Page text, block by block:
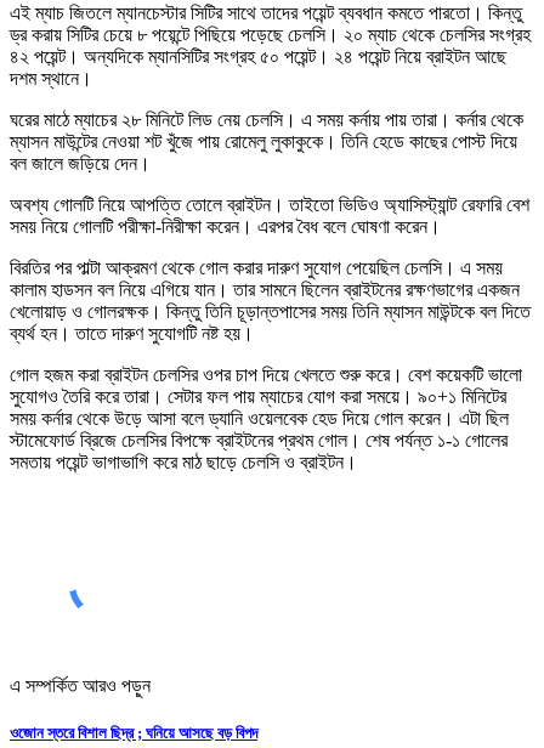
এই ম্যাচ জিতলে ম্যানচেস্টার সিটির সাথে তাদের পয়েন্ট ব্যবধান কমতে পারতো। কিন্তু
ড্র করায় সিটির চেয়ে ৮ পয়েন্টে পিছিয়ে পড়েছে চেলসি। ২০ ম্যাচ থেকে চেলসির সংগ্রহ
৪২ পয়েন্ট। অন্যদিকে ম্যানসিটির সংগ্রহ ৫০ পয়েন্ট। ২৪ পয়েন্ট নিয়ে ব্রাইটন আছে
দশম স্থানে।
ঘরের মাঠে ম্যাচের ২৮ মিনিটে লিড নেয় চেলসি। এ সময় কর্নায় পায় তারা। কর্নার থেকে
ম্যাসন মাউন্টের নেওয়া শট খুঁজে পায় রোমেলু লুকাকুকে। তিনি হেডে কাছের পোস্ট দিয়ে
বল জালে জড়িয়ে দেন।
অবশ্য গোলটি নিয়ে আপত্তি তোলে ব্রাইটন। তাইতো ভিডিও অ্যাসিস্ট্যান্ট রেফারি বেশ
সময় নিয়ে গোলটি পরীক্ষা-নিরীক্ষা করেন। এরপর বৈধ বলে ঘোষণা করেন।
বিরতির পর পাল্টা আক্রমণ থেকে গোল করার দারুণ সুযোগ পেয়েছিল চেলসি। এ সময়
কালাম হাডসন বল নিয়ে এগিয়ে যান। তার সামনে ছিলেন ব্রাইটনের রক্ষণভাগের একজন
খেলোয়াড় ও গোলরক্ষক। কিন্তু তিনি চূড়ান্তপাসের সময় তিনি ম্যাসন মাউন্টকে বল দিতে
ব্যর্থ হন। তাতে দারুণ সুযোগটি নষ্ট হয়।
গোল হজম করা ব্রাইটন চেলসির ওপর চাপ দিয়ে খেলতে শুরু করে। বেশ কয়েকটি ভালো
সুযোগও তৈরি করে তারা। সেটার ফল পায় ম্যাচের যোগ করা সময়ে। ৯০+১ মিনিটের
সময় কর্নার থেকে উড়ে আসা বলে ড্যানি ওয়েলবেক হেড দিয়ে গোল করেন। এটা ছিল
স্টামেফোর্ড ব্রিজে চেলসির বিপক্ষে ব্রাইটনের প্রথম গোল। শেষ পর্যন্ত ১-১ গোলের
সমতায় পয়েন্ট ভাগাভাগি করে মাঠ ছাড়ে চেলসি ও ব্রাইটন।
এ সম্পর্কিত আরও পড়ুন
ওজোন স্তরে বিশাল ছিদ্র ; ঘনিয়ে আসছে বড় বিপদ